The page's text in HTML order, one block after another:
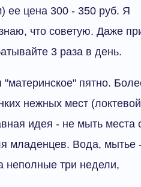
ее цена 300 - 350 руб. Я
что советую. Даже
3 раза в день.
пятно.
нежных мест (локтевой
идея - не мыть места
младенцев. Вода, мытье
неполные три недели,